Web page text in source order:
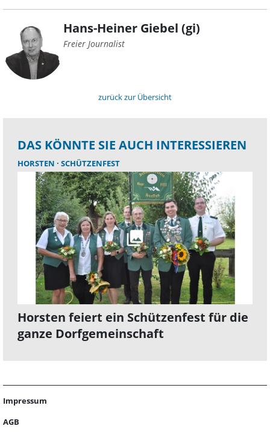
Hans-Heiner Giebel (gi)
Freier Journalist
zurück zur Übersicht
DAS KÖNNTE SIE AUCH INTERESSIEREN
HORSTEN SCHÜTZENFEST
Horsten feiert ein Schützenfest für die
ganze Dorfgemeinschaft
Impressum
AGB